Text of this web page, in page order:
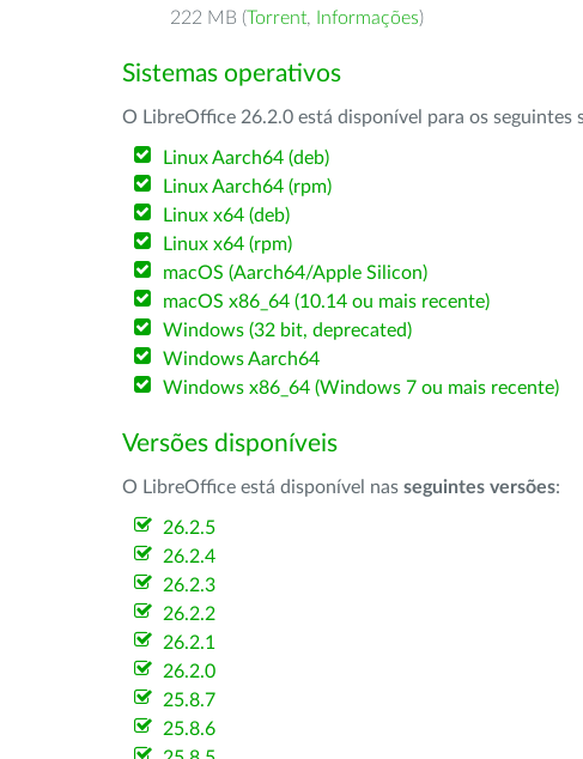
222 MB (Torrent, Informações)
Sistemas operativos
O LibreOffice 26.2.0 está disponível para os seguintes
Linux Aarch64 (deb)
Linux Aarch64 (rpm)
Linux x64 (deb)
Linux x64 (rpm)
macOS (Aarch64/Apple Silicon)
macOS x86_64 (10.14 ou mais recente)
Windows (32 bit, deprecated)
Windows Aarch64
Windows x86_64 (Windows 7 ou mais recente)
Versões disponíveis
O LibreOffice está disponível nas seguintes versões:
26.2.5
26.2.4
26.2.3
26.2.2
26.2.1
26.2.0
25.8.7
25.8.6